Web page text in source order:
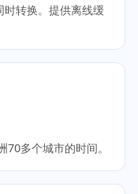
转换。提供离线缓
多个城市的时间。